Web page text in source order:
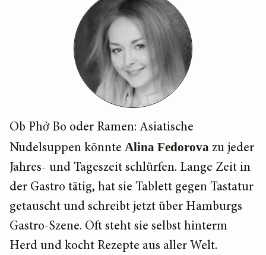
Ob Phở Bo oder Ramen: Asiatische
Nudelsuppen könnte Alina Fedorova zu jeder
Jahres- und Tageszeit schlürfen. Lange Zeit in
der Gastro tätig, hat sie Tablett gegen Tastatur
getauscht und schreibt jetzt über Hamburgs
Gastro-Szene. Oft steht sie selbst hinterm
Herd und kocht Rezepte aus aller Welt.